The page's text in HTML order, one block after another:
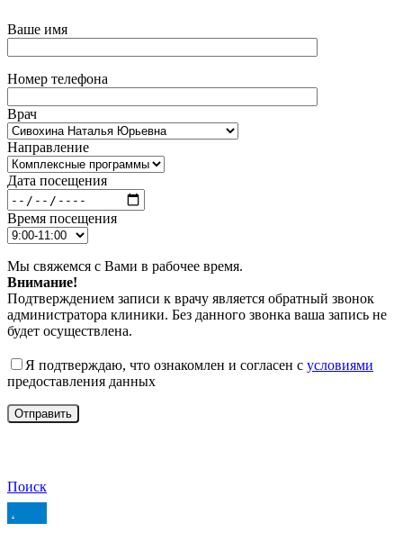
Ваше имя
Номер телефона
Врач
Направление
Дата посещения
Время посещения
Мы свяжемся с Вами в рабочее время.
Внимание!
Подтверждением записи к врачу является обратный звонок
администратора клиники. Без данного звонка ваша запись не
будет осуществлена.
Я подтверждаю, что ознакомлен и согласен с условиями
предоставления данных
Поиск
.